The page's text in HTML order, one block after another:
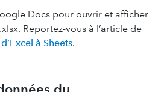
Docs pour ouvrir et afficher
Reportez-vous à l’article de
à Sheets.